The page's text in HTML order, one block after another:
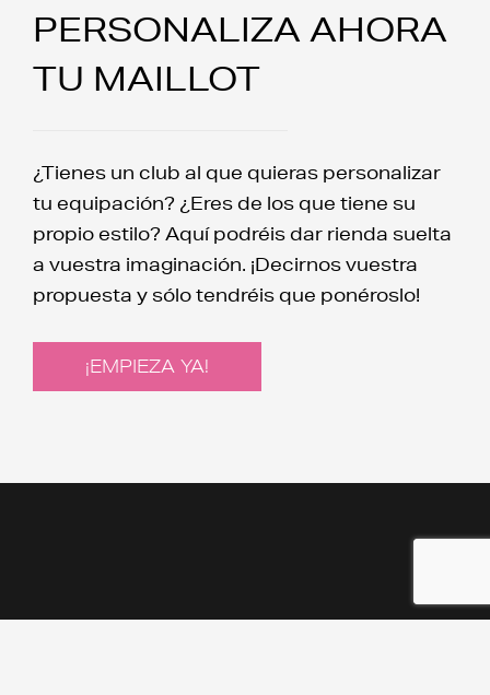
PERSONALIZA AHORA
TU MAILLOT
¿Tienes un club al que quieras personalizar
tu equipación? ¿Eres de los que tiene su
propio estilo? Aquí podréis dar rienda suelta
a vuestra imaginación. ¡Decirnos vuestra
propuesta y sólo tendréis que ponéroslo!
¡EMPIEZA YA!